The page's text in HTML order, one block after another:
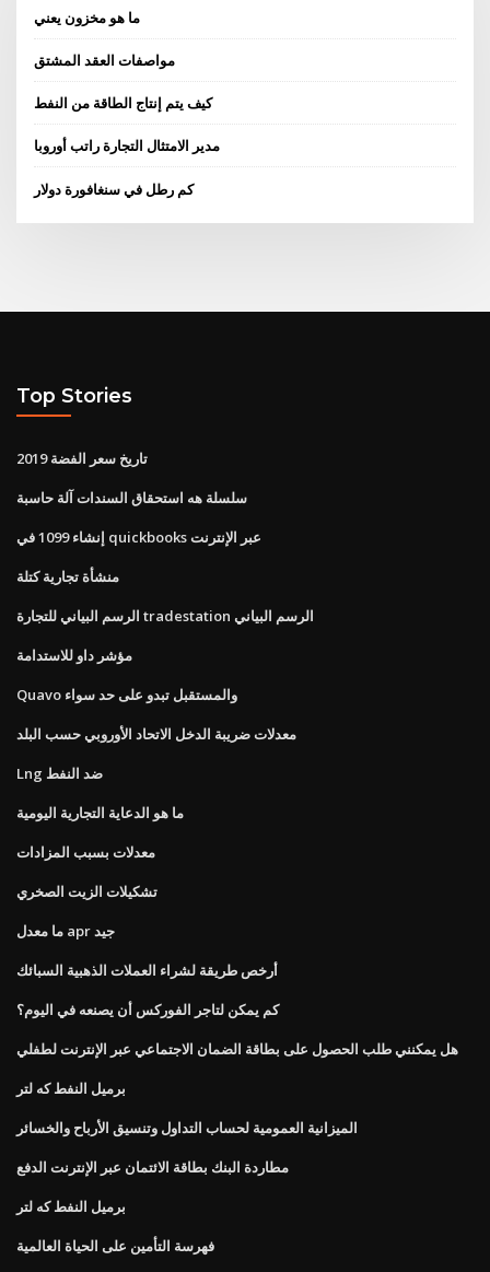
ما هو مخزون يعني
مواصفات العقد المشتق
كيف يتم إنتاج الطاقة من النفط
مدير الامتثال التجارة راتب أوروبا
كم رطل في سنغافورة دولار
Top Stories
تاريخ سعر الفضة 2019
سلسلة هه استحقاق السندات آلة حاسبة
إنشاء 1099 في quickbooks عبر الإنترنت
منشأة تجارية كتلة
الرسم البياني للتجارة tradestation الرسم البياني
مؤشر داو للاستدامة
Quavo والمستقبل تبدو على حد سواء
معدلات ضريبة الدخل الاتحاد الأوروبي حسب البلد
Lng ضد النفط
ما هو الدعاية التجارية اليومية
معدلات بسبب المزادات
تشكيلات الزيت الصخري
ما معدل apr جيد
أرخص طريقة لشراء العملات الذهبية السبائك
كم يمكن لتاجر الفوركس أن يصنعه في اليوم؟
هل يمكنني طلب الحصول على بطاقة الضمان الاجتماعي عبر الإنترنت لطفلي
برميل النفط كه لتر
الميزانية العمومية لحساب التداول وتنسيق الأرباح والخسائر
مطاردة البنك بطاقة الائتمان عبر الإنترنت الدفع
برميل النفط كه لتر
فهرسة التأمين على الحياة العالمية